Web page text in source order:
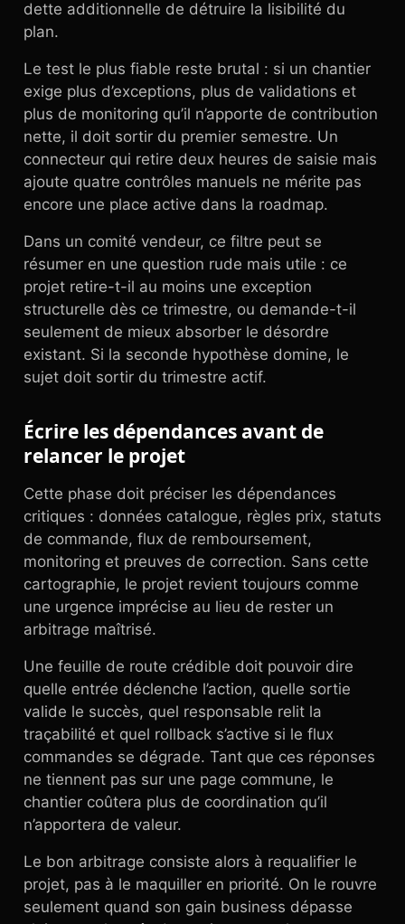
dette additionnelle de détruire la lisibilité du
plan.
Le test le plus fiable reste brutal : si un chantier
exige plus d’exceptions, plus de validations et
plus de monitoring qu’il n’apporte de contribution
nette, il doit sortir du premier semestre. Un
connecteur qui retire deux heures de saisie mais
ajoute quatre contrôles manuels ne mérite pas
encore une place active dans la roadmap.
Dans un comité vendeur, ce filtre peut se
résumer en une question rude mais utile : ce
projet retire-t-il au moins une exception
structurelle dès ce trimestre, ou demande-t-il
seulement de mieux absorber le désordre
existant. Si la seconde hypothèse domine, le
sujet doit sortir du trimestre actif.
Écrire les dépendances avant de
relancer le projet
Cette phase doit préciser les dépendances
critiques : données catalogue, règles prix, statuts
de commande, flux de remboursement,
monitoring et preuves de correction. Sans cette
cartographie, le projet revient toujours comme
une urgence imprécise au lieu de rester un
arbitrage maîtrisé.
Une feuille de route crédible doit pouvoir dire
quelle entrée déclenche l’action, quelle sortie
valide le succès, quel responsable relit la
traçabilité et quel rollback s’active si le flux
commandes se dégrade. Tant que ces réponses
ne tiennent pas sur une page commune, le
chantier coûtera plus de coordination qu’il
n’apportera de valeur.
Le bon arbitrage consiste alors à requalifier le
projet, pas à le maquiller en priorité. On le rouvre
seulement quand son gain business dépasse